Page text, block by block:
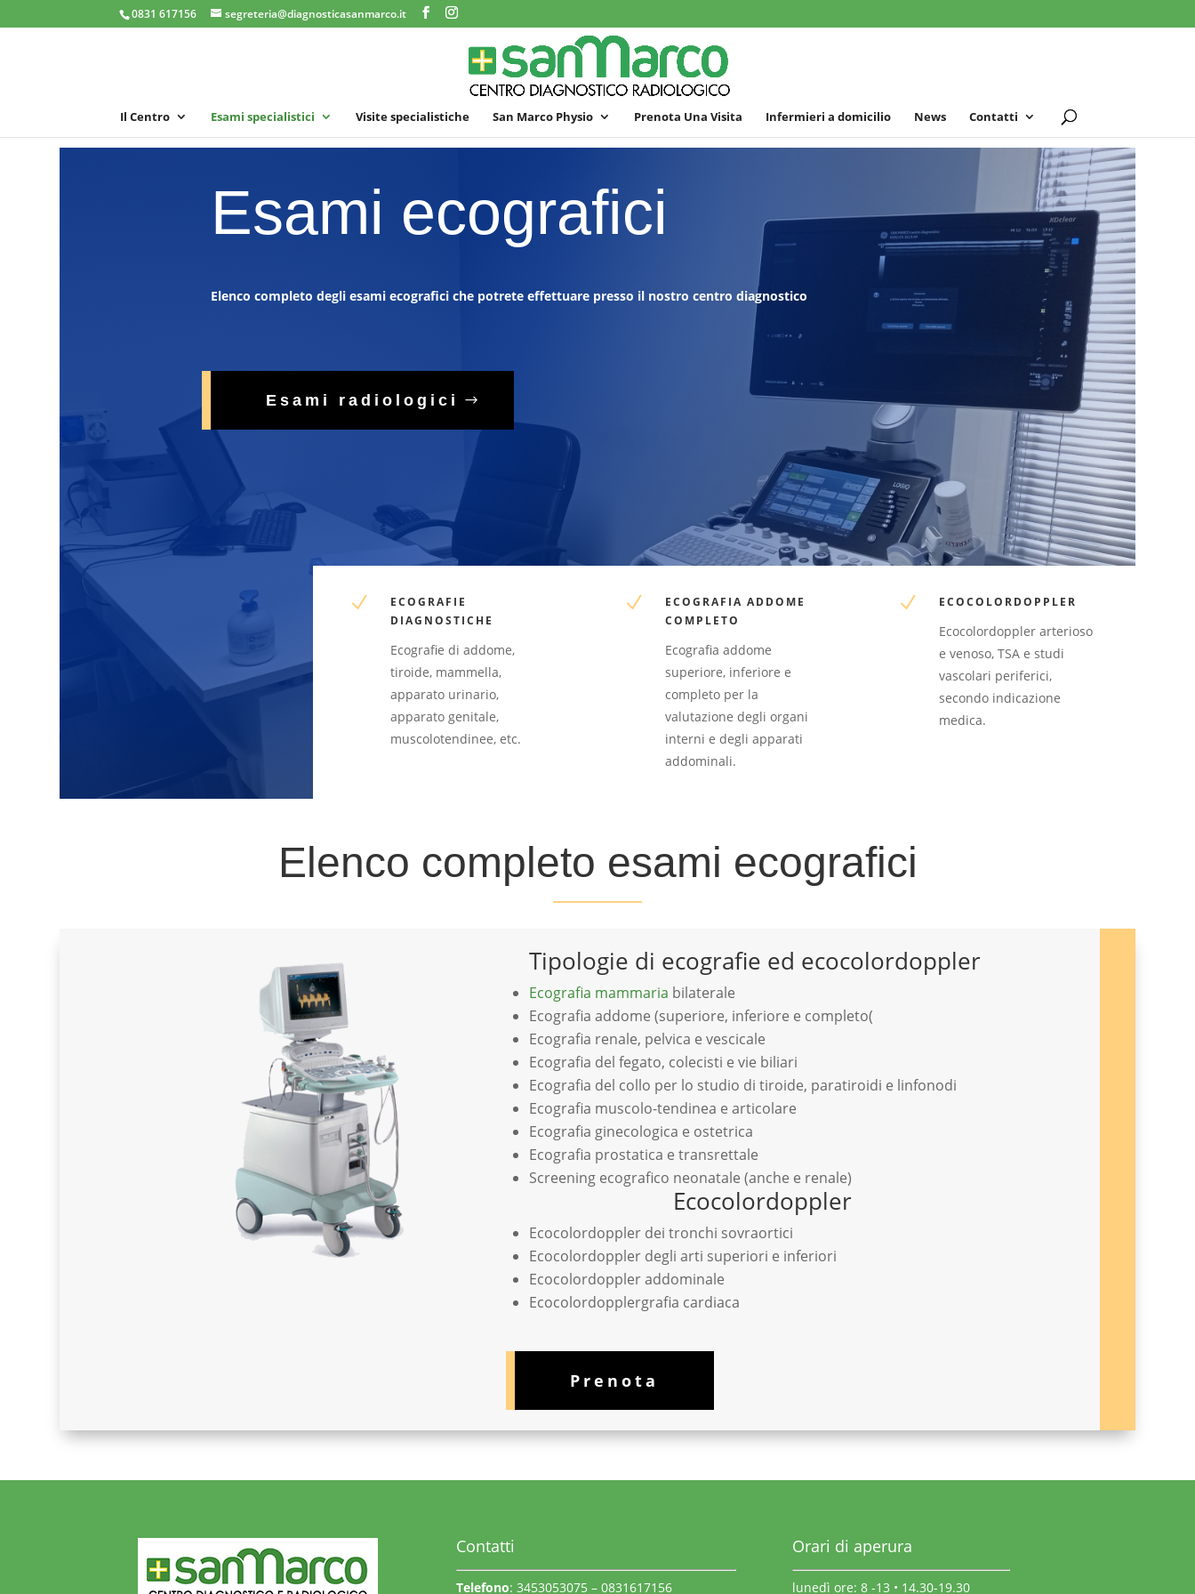
0831 617156 segreteria@diagnosticasanmarco.it
Il Centro Esami specialistici Visite specialistiche San Marco Physio Prenota Una Visita Infermieri a domicilio News Contatti
Esami ecografici
Elenco completo degli esami ecografici che potrete effettuare presso il nostro centro diagnostico
Esami radiologici
N
ECOGRAFIE
DIAGNOSTICHE
Ecografie di addome,
tiroide, mammella,
apparato urinario,
apparato genitale,
muscolotendinee, etc.
N
ECOGRAFIA ADDOME
COMPLETO
Ecografia addome
superiore, inferiore e
completo per la
valutazione degli organi
interni e degli apparati
addominali.
N ECOCOLORDOPPLER
Ecocolordoppler arterioso
e venoso, TSA e studi
vascolari periferici,
secondo indicazione
medica.
Elenco completo esami ecografici
Tipologie di ecografie ed ecocolordoppler
Ecografia mammaria bilaterale
Ecografia addome (superiore, inferiore e completo(
Ecografia renale, pelvica e vescicale
Ecografia del fegato, colecisti e vie biliari
Ecografia del collo per lo studio di tiroide, paratiroidi e linfonodi
Ecografia muscolo-tendinea e articolare
Ecografia ginecologica e ostetrica
Ecografia prostatica e transrettale
Screening ecografico neonatale (anche e renale)
Ecocolordoppler
Ecocolordoppler dei tronchi sovraortici
Ecocolordoppler degli arti superiori e inferiori
Ecocolordoppler addominale
Ecocolordopplergrafia cardiaca
Prenota
Contatti
Telefono: 3453053075 – 0831617156
Orari di aperura
lunedì ore: 8 -13 • 14.30-19.30